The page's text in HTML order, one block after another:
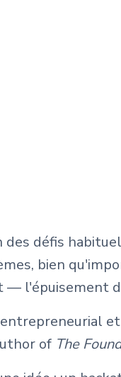
défis
bien
l'épuisement
of The